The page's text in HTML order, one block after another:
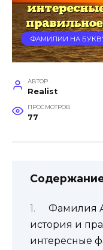
ФАМИЛИИ НА
АВТОР
Realist
ПРОСМОТРОВ
77
Фамилия
история и
интересные